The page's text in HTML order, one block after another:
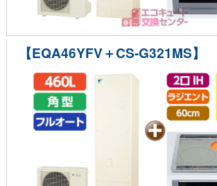
【EQA46YFV＋CS-G321MS】